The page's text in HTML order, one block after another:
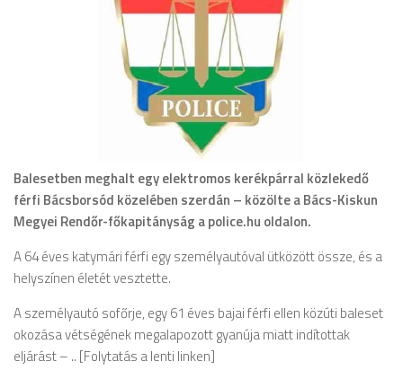
Balesetben meghalt egy elektromos kerékpárral közlekedő
férfi Bácsborsód közelében szerdán – közölte a Bács-Kiskun
Megyei Rendőr-főkapitányság a police.hu oldalon.
A 64 éves katymári férfi egy személyautóval ütközött össze, és a
helyszínen életét vesztette.
A személyautó sofőrje, egy 61 éves bajai férfi ellen közúti baleset
okozása vétségének megalapozott gyanúja miatt indítottak
eljárást – .. [Folytatás a lenti linken]